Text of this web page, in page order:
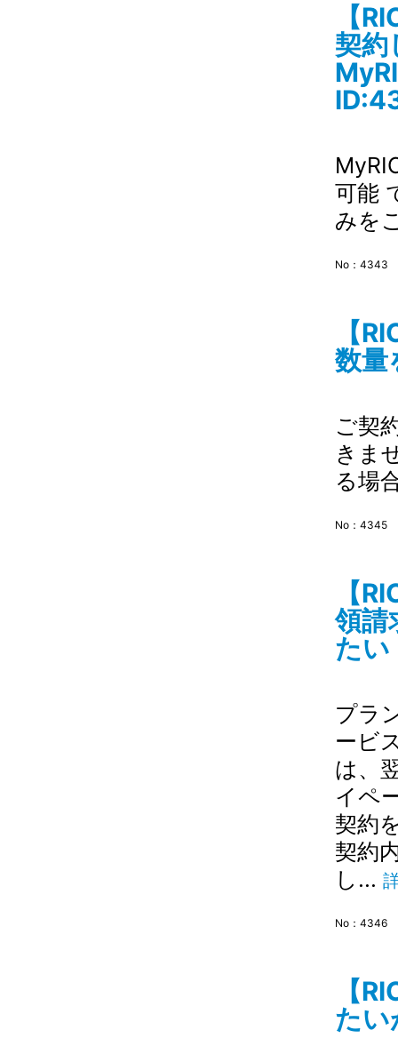
【
契約
可能
みを
No：4343
【
数
ご契
きま
る場
No：4345
【
領請
た
プラ
ービ
は、
イペ
契約
契約
し...
No：4346
【
た